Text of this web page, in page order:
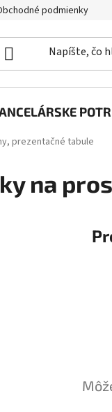
podmienky
prezentačné tabule
na